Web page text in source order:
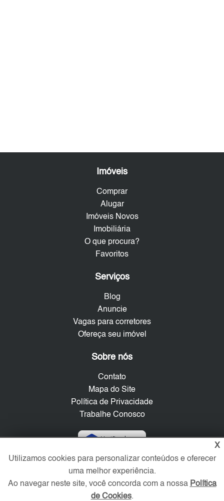
Imóveis
Comprar
Alugar
Imóveis Novos
Imobiliária
O que procura?
Favoritos
Serviços
Blog
Anuncie
Vagas para corretores
Ofereça seu imóvel
Sobre nós
Contato
Mapa do Site
Política de Privacidade
Trabalhe Conosco
Verificada por
Redes Sociais
X
Utilizamos cookies para personalizar conteúdos e oferecer
uma melhor experiência.
Ao navegar neste site, você concorda com a nossa Política
de Cookies.